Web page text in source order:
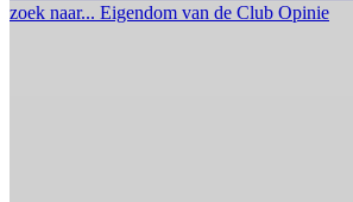
zoek naar... Eigendom van de Club Opinie